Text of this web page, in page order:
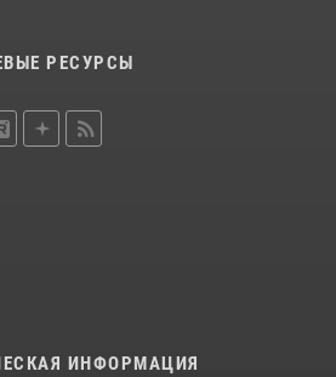
РЕСУРСЫ
ИНФОРМАЦИЯ